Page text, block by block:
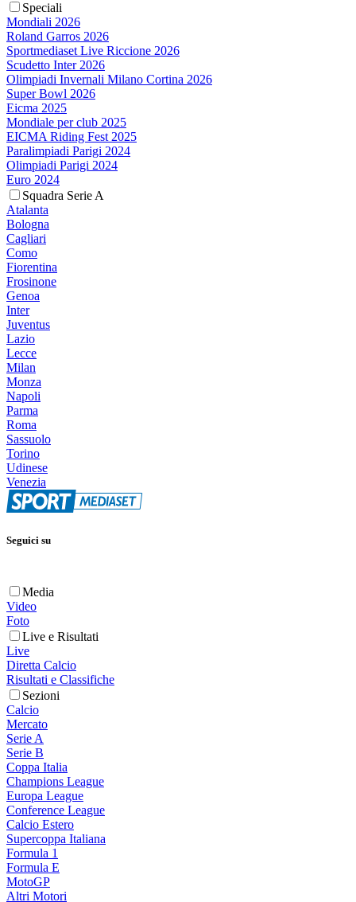
Speciali
Mondiali 2026
Roland Garros 2026
Sportmediaset Live Riccione 2026
Scudetto Inter 2026
Olimpiadi Invernali Milano Cortina 2026
Super Bowl 2026
Eicma 2025
Mondiale per club 2025
EICMA Riding Fest 2025
Paralimpiadi Parigi 2024
Olimpiadi Parigi 2024
Euro 2024
Squadra Serie A
Atalanta
Bologna
Cagliari
Como
Fiorentina
Frosinone
Genoa
Inter
Juventus
Lazio
Lecce
Milan
Monza
Napoli
Parma
Roma
Sassuolo
Torino
Udinese
Venezia
Seguici su
Media
Video
Foto
Live e Risultati
Live
Diretta Calcio
Risultati e Classifiche
Sezioni
Calcio
Mercato
Serie A
Serie B
Coppa Italia
Champions League
Europa League
Conference League
Calcio Estero
Supercoppa Italiana
Formula 1
Formula E
MotoGP
Altri Motori